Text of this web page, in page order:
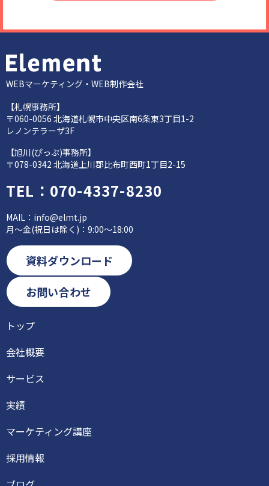
WEBマーケティング・WEB制作会社
【札幌事務所】
〒060-0056 北海道札幌市中央区南6条東3丁目1-2
レノンテラーザ3F
【旭川(ぴっぷ)事務所】
〒078-0342 北海道上川郡比布町西町1丁目2-15
TEL： 070-4337-8230
MAIL： info@elmt.jp
月～金(祝日は除く)：9:00～18:00
資料ダウンロード
お問い合わせ
トップ
会社概要
サービス
実績
マーケティング講座
採用情報